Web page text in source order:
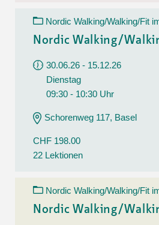
Nordic Walking/Walking/Fit
Nordic Walking/
30.06.26 - 15.12.26
Dienstag
09:30 - 10:30 Uhr
Schorenweg 117, Basel
CHF 198.00
22 Lektionen
Nordic Walking/Walking/Fit
Nordic Walking/